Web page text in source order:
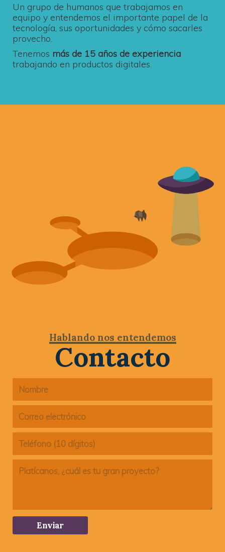
Un grupo de humanos que trabajamos en
equipo y entendemos el importante papel de la
tecnología, sus oportunidades y cómo sacarles
provecho.
Tenemos más de 15 años de experiencia
trabajando en productos digitales.
Hablando nos entendemos
Contacto
Enviar